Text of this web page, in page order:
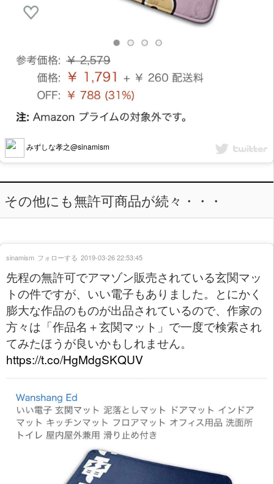
みずしな孝之@sinamism
その他にも無許可商品が続々・・・
先程の無許可でアマゾン販売されている玄関マッ
トの件ですが、いい電子もありました。とにかく
膨大な作品のものが出品されているので、作家の
方々は「作品名＋玄関マット」で一度で検索され
てみたほうが良いかもしれません。
https://t.co/HgMdgSKQUV
sinamism フォローする 2019-03-26 22:53:45